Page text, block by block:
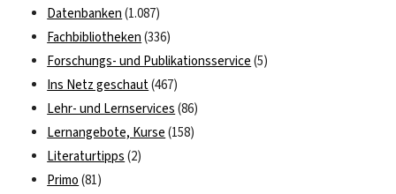
Datenbanken (1.087)
Fachbibliotheken (336)
Forschungs- und Publikationsservice (5)
Ins Netz geschaut(467)
Lehr- und Lernservices (86)
Lernangebote, Kurse (158)
Literaturtipps (2)
Primo (81)